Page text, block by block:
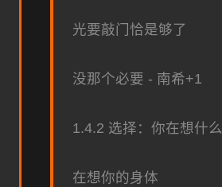
光要敲门恰是够了
没那个必要 - 南希+1
1.4.2 选择：你在想什么
在想你的身体